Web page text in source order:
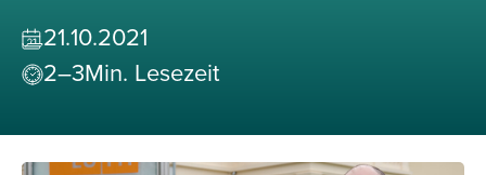
21.10.2021
2–3Min. Lesezeit